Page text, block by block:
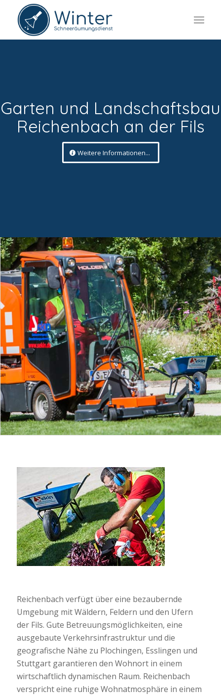
Garten und Landschaftsbau
Reichenbach an der Fils
Weitere Informationen...
Reichenbach verfügt über eine bezaubernde
Umgebung mit Wäldern, Feldern und den Ufern
der Fils. Gute Betreuungsmöglichkeiten, eine
ausgebaute Verkehrsinfrastruktur und die
geografische Nähe zu Plochingen, Esslingen und
Stuttgart garantieren den Wohnort in einem
wirtschaftlich dynamischen Raum. Reichenbach
verspricht eine ruhige Wohnatmosphäre in einem